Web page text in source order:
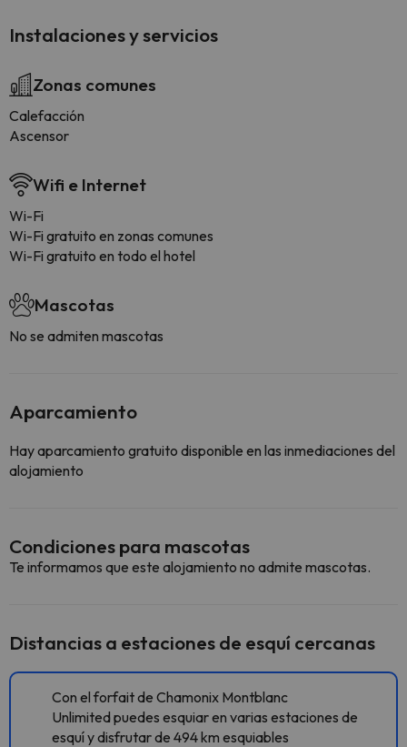
Instalaciones y servicios
Zonas comunes
Calefacción
Ascensor
Wifi e Internet
Wi-Fi
Wi-Fi gratuito en zonas comunes
Wi-Fi gratuito en todo el hotel
Mascotas
No se admiten mascotas
Aparcamiento
Hay aparcamiento gratuito disponible en las inmediaciones del
alojamiento
Condiciones para mascotas
Te informamos que este alojamiento no admite mascotas.
Distancias a estaciones de esquí cercanas
Con el forfait de Chamonix Montblanc
Unlimited puedes esquiar en varias estaciones de
esquí y disfrutar de 494 km esquiables